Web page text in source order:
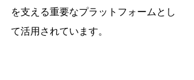
を支える重要なプラットフォームとし
て活用されています。